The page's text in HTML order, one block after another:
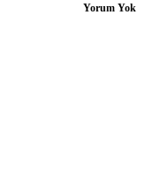
Yorum Yok